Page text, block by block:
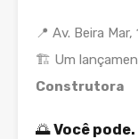
📍 Av. Beira
🏗️ Um
Construtora
🌅Você